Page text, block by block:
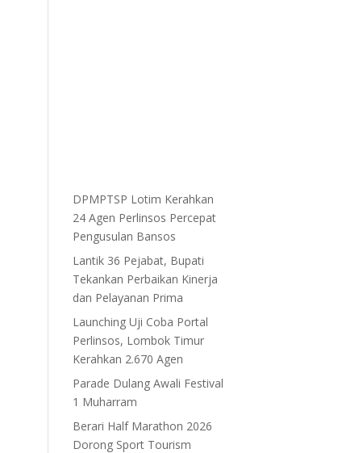
DPMPTSP Lotim Kerahkan
24 Agen Perlinsos Percepat
Pengusulan Bansos
Lantik 36 Pejabat, Bupati
Tekankan Perbaikan Kinerja
dan Pelayanan Prima
Launching Uji Coba Portal
Perlinsos, Lombok Timur
Kerahkan 2.670 Agen
Parade Dulang Awali Festival
1 Muharram
Berari Half Marathon 2026
Dorong Sport Tourism